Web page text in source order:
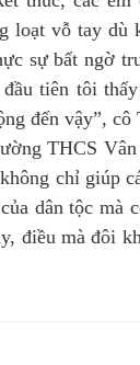
loạt vỗ tay dù
sự bất ngờ
tiên tôi
đến vậy”, cô
THCS
không chỉ giúp
dân tộc mà
điều mà đôi